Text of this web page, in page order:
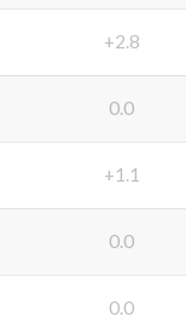
+2.8
0.0
+1.1
0.0
0.0